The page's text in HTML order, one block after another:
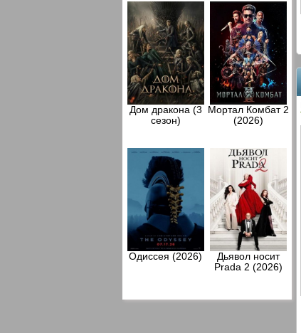
Дом дракона (3
сезон)
Мортал Комбат 2
(2026)
Одиссея (2026)
Дьявол носит
Prada 2 (2026)